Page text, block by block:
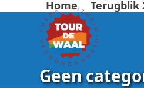
Home Terugblik
Geen